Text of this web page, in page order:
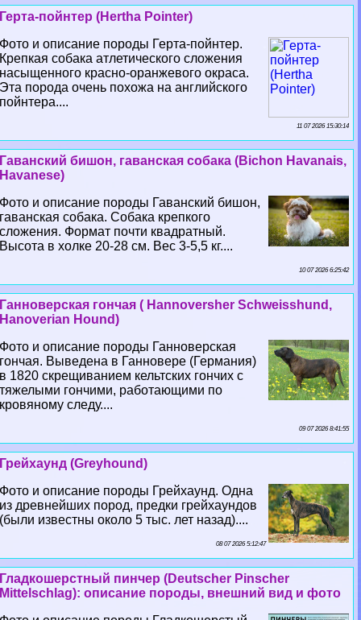
Герта-пойнтер (Hertha Pointer)
Фото и описание породы Герта-пойнтер.
Крепкая собака атлетического сложения
насыщенного красно-оранжевого окраса.
Эта порода очень похожа на английского
пойнтера....
11 07 2026 15:30:14
Гаванский бишон, гаванская собака (Bichon Havanais,
Havanese)
Фото и описание породы Гаванский бишон,
гаванская собака. Собака крепкого
сложения. Формат почти квадратный.
Высота в холке 20-28 см. Вес 3-5,5 кг....
10 07 2026 6:25:42
Ганноверская гончая ( Hannoversher Schweisshund,
Hanoverian Hound)
Фото и описание породы Ганноверская
гончая. Выведена в Ганновере (Германия)
в 1820 скрещиванием кельтских гончих с
тяжелыми гончими, работающими по
кровяному следу....
09 07 2026 8:41:55
Грейхаунд (Greyhound)
Фото и описание породы Грейхаунд. Одна
из древнейших пород, предки грейхаундов
(были известны около 5 тыс. лет назад)....
08 07 2026 5:12:47
Гладкошерстный пинчер (Deutscher Pinscher
Mittelschlag): описание породы, внешний вид и фото